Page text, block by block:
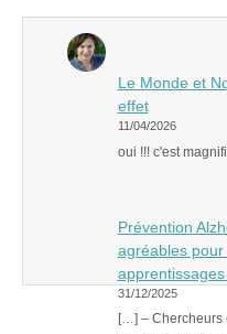
Le Monde et
effet
11/04/2026
oui !!! c'est
Prévention
agréables
31/12/2025
[…] – Chercheurs